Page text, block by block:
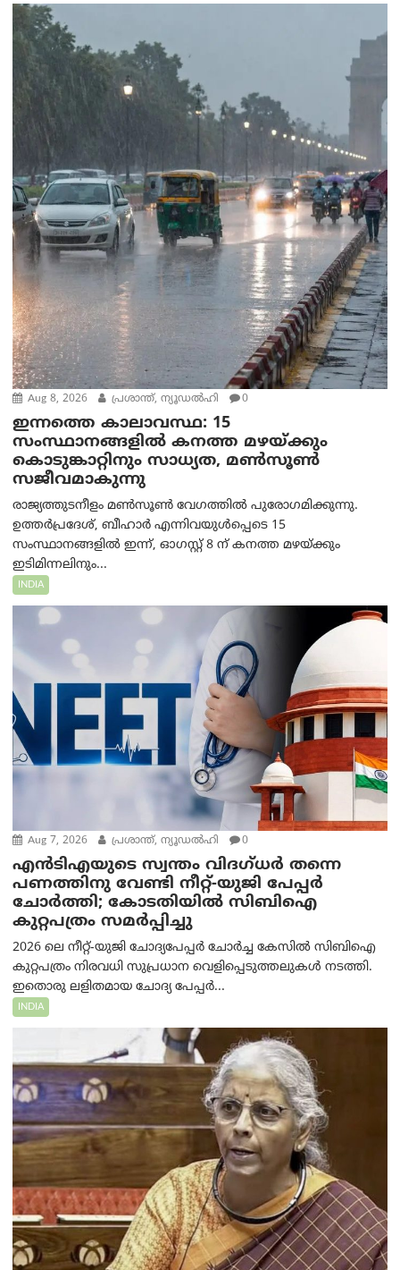
Aug 8, 2026 പ്രശാന്ത്, ന്യൂഡല്‍ഹി 0
ഇന്നത്തെ കാലാവസ്ഥ: 15
സംസ്ഥാനങ്ങളിൽ കനത്ത മഴയ്ക്കും
കൊടുങ്കാറ്റിനും സാധ്യത, മൺസൂൺ
സജീവമാകുന്നു
രാജ്യത്തുടനീളം മൺസൂൺ വേഗത്തിൽ പുരോഗമിക്കുന്നു.
ഉത്തർപ്രദേശ്, ബീഹാർ എന്നിവയുൾപ്പെടെ 15
സംസ്ഥാനങ്ങളിൽ ഇന്ന്, ഓഗസ്റ്റ് 8 ന് കനത്ത മഴയ്ക്കും
ഇടിമിന്നലിനും...
INDIA
Aug 7, 2026 പ്രശാന്ത്, ന്യൂഡല്‍ഹി 0
എൻ‌ടി‌എയുടെ സ്വന്തം വിദഗ്ധർ തന്നെ
പണത്തിനു വേണ്ടി നീറ്റ്-യു‌ജി പേപ്പർ
ചോർത്തി; കോടതിയില്‍ സിബിഐ
കുറ്റപത്രം സമര്‍പ്പിച്ചു
2026 ലെ നീറ്റ്-യുജി ചോദ്യപേപ്പർ ചോർച്ച കേസിൽ സിബിഐ
കുറ്റപത്രം നിരവധി സുപ്രധാന വെളിപ്പെടുത്തലുകൾ നടത്തി.
ഇതൊരു ലളിതമായ ചോദ്യ പേപ്പർ...
INDIA